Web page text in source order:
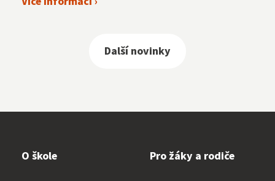
Další novinky
O škole Pro žáky a rodiče